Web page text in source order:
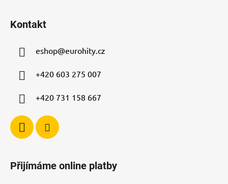
Kontakt
eshop@eurohity.cz
+420 603 275 007
+420 731 158 667
Přijímáme online platby